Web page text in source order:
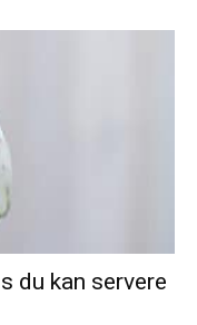
du kan servere